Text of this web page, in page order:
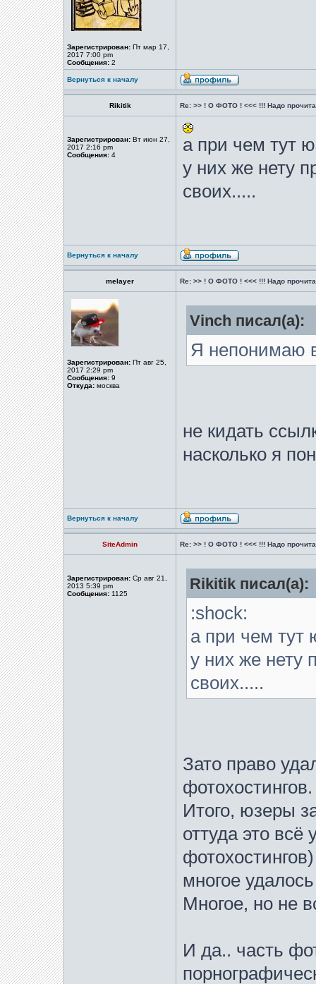
Зарегистрирован: Пт мар 17,
2017 7:00 pm
Сообщения: 2
Вернуться к началу
Rikitik Re: >> ! О ФОТО ! <<< !!! Надо
Зарегистрирован: Вт июн 27,
2017 2:16 pm
Сообщения: 4
а при чем тут
у них же нету
своих.....
Вернуться к началу
melayer Re: >> ! О ФОТО ! <<< !!! Надо
Зарегистрирован: Пт авг 25,
2017 2:29 pm
Сообщения: 9
Откуда: москва
Vinch писал(а):
Я непонимаю
не кидать
насколько я
Вернуться к началу
SiteAdmin Re: >> ! О ФОТО ! <<< !!! Надо
Зарегистрирован: Ср авг 21,
2013 5:39 pm
Сообщения: 1125
Rikitik писал(а):
:shock:
а при чем тут
у них же нету
своих.....
Зато право
фотохостингов.
Итого, юзеры
оттуда это всё
многое
Многое, но не
И да.. часть